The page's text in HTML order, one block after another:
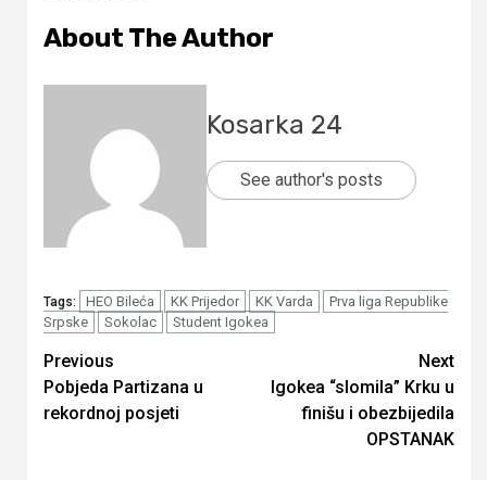
About The Author
Kosarka 24
See author's posts
Tags: HEO Bileća KK Prijedor KK Varda
Prva liga Republike
Srpske
Sokolac Student Igokea
Continue
Reading
Previous
Pobjeda Partizana u
rekordnoj posjeti
Next
Igokea “slomila” Krku u
finišu i obezbijedila
OPSTANAK